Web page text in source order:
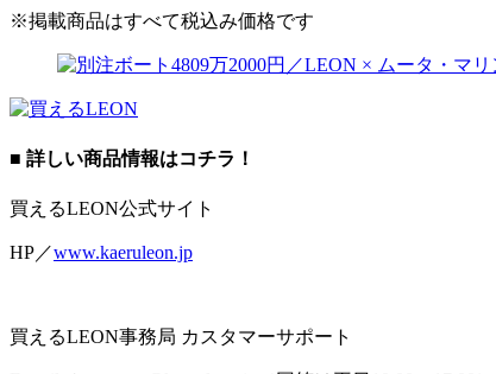
※掲載商品はすべて税込み価格です
■ 詳しい商品情報はコチラ！
買えるLEON公式サイト
HP／www.kaeruleon.jp
買えるLEON事務局 カスタマーサポート